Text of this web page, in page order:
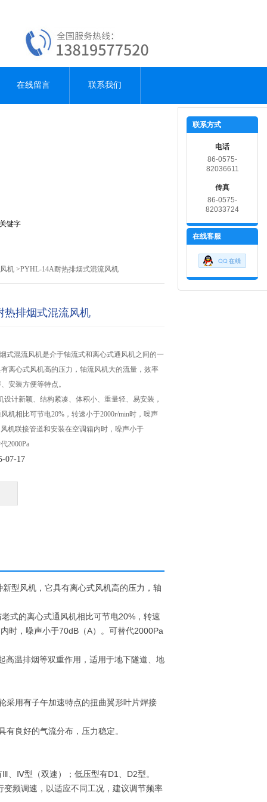
在线留言 联系我们
机 >PYHL-14A耐热排烟式混流风机
热排烟式混流风机
式混流风机是介于轴流式和离心式通风机之间的一
离心式风机高的压力，轴流风机大的流量，效率
安装方便等特点。
设计新颖、结构紧凑、体积小、重量轻、易安装，
机相比可节电20%，转速小于2000r/min时，噪声
机联接管道和安装在空调箱内时，噪声小于
2000Pa
07-17
型风机，它具有离心式风机高的压力，轴
式的离心式通风机相比可节电20%，转速
时，噪声小于70dB（A）。可替代2000Pa
温排烟等双重作用，适用于地下隧道、地
采用有子午加速特点的扭曲翼形叶片焊接
良好的气流分布，压力稳定。
、Ⅳ型（双速）；低压型有D1、D2型。
频调速，以适应不同工况，建议调节频率
联系方式
电话
86-0575-
82036611
传真
86-0575-
82033724
在线客服